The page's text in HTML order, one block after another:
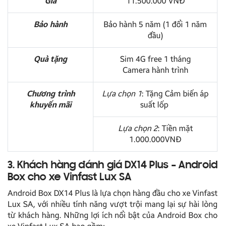
Bảo hành
Bảo hành 5 năm (1 đổi 1 năm
đầu)
Quà tặng
Sim 4G free 1 tháng
Camera hành trình
Chương trình
khuyến mãi
Lựa chọn 1: Tặng Cảm biến áp
suất lốp
Lựa chọn 2: Tiền mặt
1.000.000VNĐ
3. Khách hàng đánh giá DX14 Plus – Android
Box cho xe Vinfast Lux SA
Android Box DX14 Plus là lựa chọn hàng đầu cho xe Vinfast
Lux SA, với nhiều tính năng vượt trội mang lại sự hài lòng
từ khách hàng. Những lợi ích nổi bật của Android Box cho